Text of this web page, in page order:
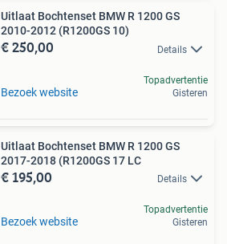
Uitlaat Bochtenset BMW R 1200 GS
2010-2012 (R1200GS 10)
€ 250,00 Details
Bezoek website
Topadvertentie
Gisteren
Uitlaat Bochtenset BMW R 1200 GS
2017-2018 (R1200GS 17 LC
€ 195,00 Details
Bezoek website
Topadvertentie
Gisteren